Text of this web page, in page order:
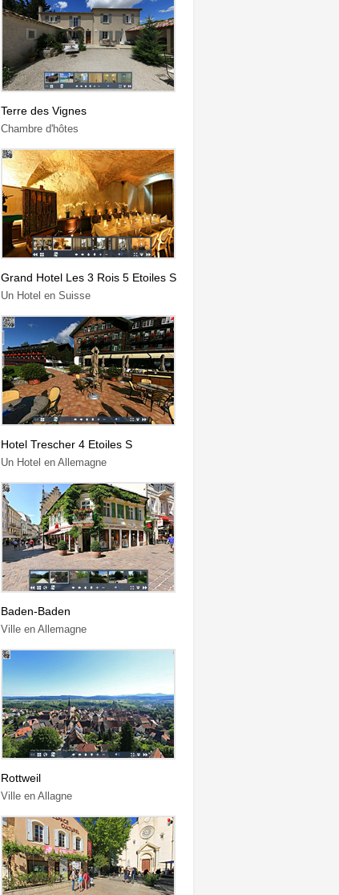
Terre des Vignes
Chambre d'hôtes
Grand Hotel Les 3 Rois 5 Etoiles S
Un Hotel en Suisse
Hotel Trescher 4 Etoiles S
Un Hotel en Allemagne
Baden-Baden
Ville en Allemagne
Rottweil
Ville en Allagne